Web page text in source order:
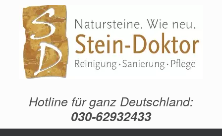
springen
Hotline für ganz Deutschland:
030-62932433